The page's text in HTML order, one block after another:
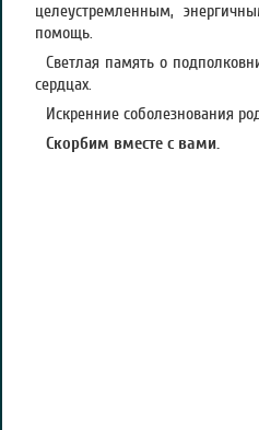
целеустремленным,
помощь.
Светлая память о
сердцах.
Искренние соболезнования
Скорбим вместе с вами.